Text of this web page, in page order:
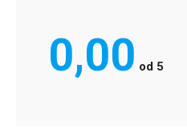
0,00 od 5